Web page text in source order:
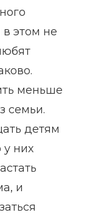
этом не
меньше
семьи.
детям
у них
и